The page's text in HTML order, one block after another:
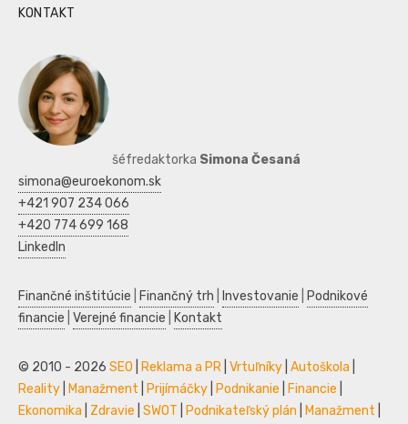
KONTAKT
šéfredaktorka Simona Česaná
simona@euroekonom.sk
+421 907 234 066
+420 774 699 168
LinkedIn
Finančné inštitúcie Finančný trh Investovanie
Podnikové
financie Verejné financie Kontakt
© 2010 - 2026 SEO Reklama a PR Vrtuľníky Autoškola
Reality
Manažment Prijímáčky Podnikanie Financie
Ekonomika
Zdravie SWOT Podnikateľský plán Manažment